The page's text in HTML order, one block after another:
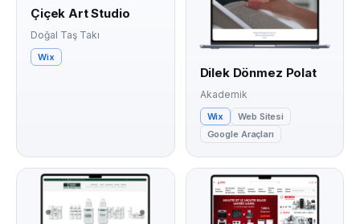
Çiçek Art Studio
Doğal Taş Takı
Wix
Dilek Dönmez Polat
Akademik
Wix
Web Sitesi
Google Araçları